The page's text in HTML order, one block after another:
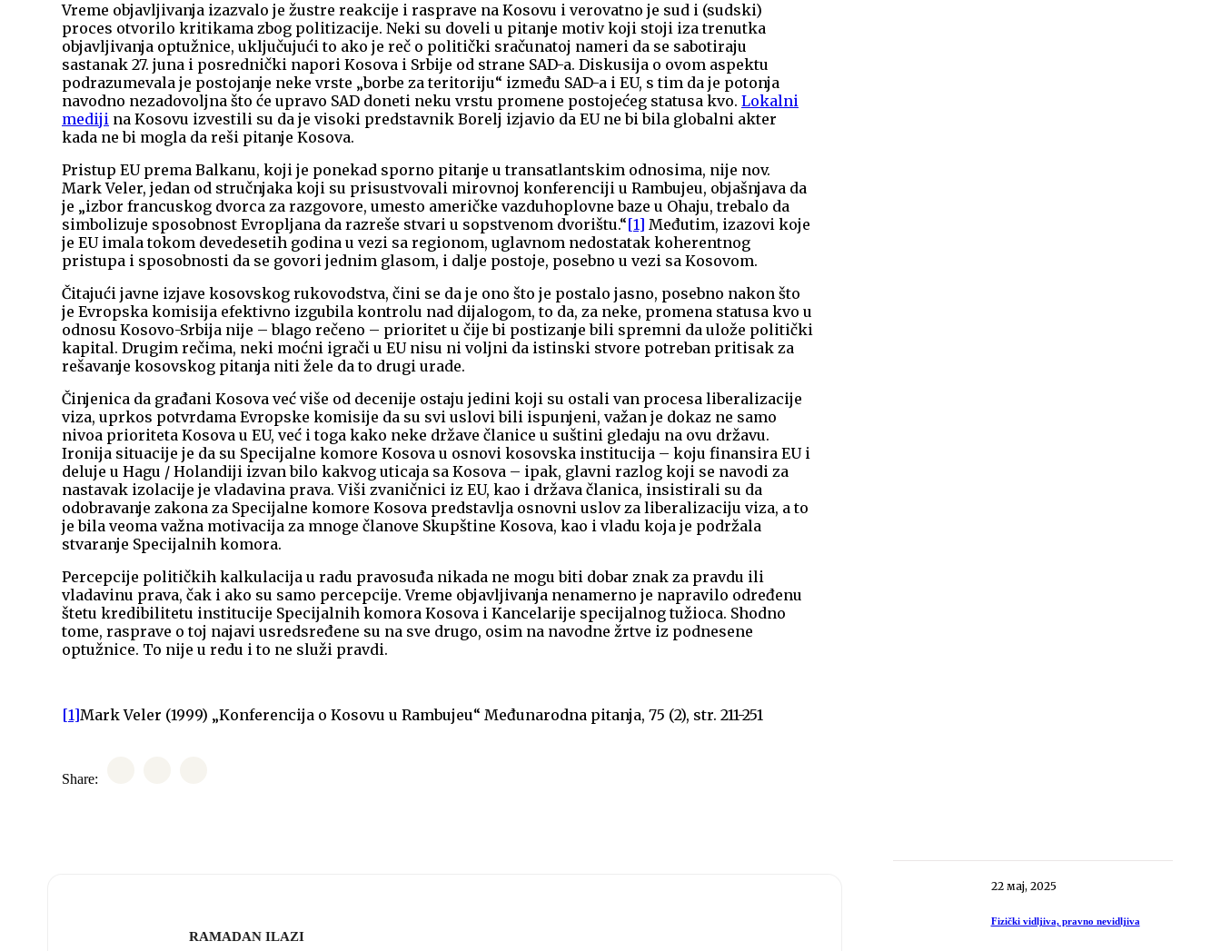
Vreme objavljivanja izazvalo je žustre reakcije i rasprave na Kosovu i verovatno je sud i (sudski)
proces otvorilo kritikama zbog politizacije. Neki su doveli u pitanje motiv koji stoji iza trenutka
objavljivanja optužnice, uključujući to ako je reč o politički sračunatoj nameri da se sabotiraju
sastanak 27. juna i posrednički napori Kosova i Srbije od strane SAD-a. Diskusija o ovom aspektu
podrazumevala je postojanje neke vrste „borbe za teritoriju“ između SAD-a i EU, s tim da je potonja
navodno nezadovoljna što će upravo SAD doneti neku vrstu promene postojećeg statusa kvo. Lokalni
mediji na Kosovu izvestili su da je visoki predstavnik Borelj izjavio da EU ne bi bila globalni akter
kada ne bi mogla da reši pitanje Kosova.
Pristup EU prema Balkanu, koji je ponekad sporno pitanje u transatlantskim odnosima, nije nov.
Mark Veler, jedan od stručnjaka koji su prisustvovali mirovnoj konferenciji u Rambujeu, objašnjava da
je „izbor francuskog dvorca za razgovore, umesto američke vazduhoplovne baze u Ohaju, trebalo da
simbolizuje sposobnost Evropljana da razreše stvari u sopstvenom dvorištu.“[1] Međutim, izazovi koje
je EU imala tokom devedesetih godina u vezi sa regionom, uglavnom nedostatak koherentnog
pristupa i sposobnosti da se govori jednim glasom, i dalje postoje, posebno u vezi sa Kosovom.
Čitajući javne izjave kosovskog rukovodstva, čini se da je ono što je postalo jasno, posebno nakon što
je Evropska komisija efektivno izgubila kontrolu nad dijalogom, to da, za neke, promena statusa kvo u
odnosu Kosovo-Srbija nije – blago rečeno – prioritet u čije bi postizanje bili spremni da ulože politički
kapital. Drugim rečima, neki moćni igrači u EU nisu ni voljni da istinski stvore potreban pritisak za
rešavanje kosovskog pitanja niti žele da to drugi urade.
Činjenica da građani Kosova već više od decenije ostaju jedini koji su ostali van procesa liberalizacije
viza, uprkos potvrdama Evropske komisije da su svi uslovi bili ispunjeni, važan je dokaz ne samo
nivoa prioriteta Kosova u EU, već i toga kako neke države članice u suštini gledaju na ovu državu.
Ironija situacije je da su Specijalne komore Kosova u osnovi kosovska institucija – koju finansira EU i
deluje u Hagu / Holandiji izvan bilo kakvog uticaja sa Kosova – ipak, glavni razlog koji se navodi za
nastavak izolacije je vladavina prava. Viši zvaničnici iz EU, kao i država članica, insistirali su da
odobravanje zakona za Specijalne komore Kosova predstavlja osnovni uslov za liberalizaciju viza, a to
je bila veoma važna motivacija za mnoge članove Skupštine Kosova, kao i vladu koja je podržala
stvaranje Specijalnih komora.
Percepcije političkih kalkulacija u radu pravosuđa nikada ne mogu biti dobar znak za pravdu ili
vladavinu prava, čak i ako su samo percepcije. Vreme objavljivanja nenamerno je napravilo određenu
štetu kredibilitetu institucije Specijalnih komora Kosova i Kancelarije specijalnog tužioca. Shodno
tome, rasprave o toj najavi usredsređene su na sve drugo, osim na navodne žrtve iz podnesene
optužnice. To nije u redu i to ne služi pravdi.
[1]Mark Veler (1999) „Konferencija o Kosovu u Rambujeu“ Međunarodna pitanja, 75 (2), str. 211-251
Share:
RAMADAN ILAZI
22 мај, 2025
Fizički vidljiva, pravno nevidljiva